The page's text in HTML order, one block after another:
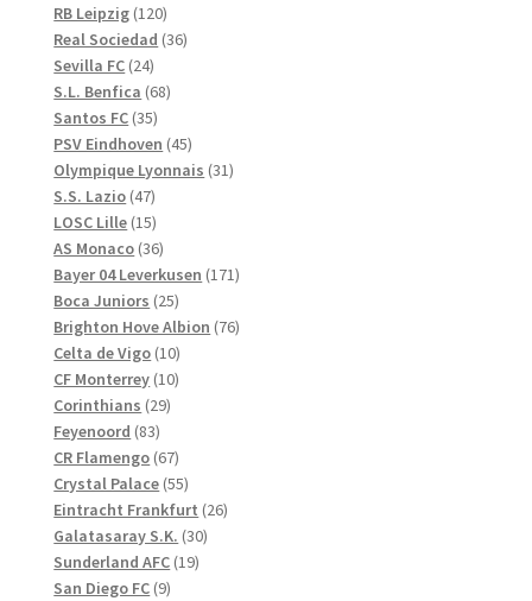
RB Leipzig 120120
produkter
Real Sociedad 3636
Sevilla FC 2424
produkter
S.L. Benfica 6868
Santos FC 3535
produkter
PSV Eindhoven 4545
produkter
Olympique Lyonnais 3131
S.S. Lazio 4747
produkter
LOSC Lille 1515
produkter
AS Monaco 3636
produkter
Bayer 04 Leverkusen 171171
Boca Juniors 2525
produkter
Brighton Hove Albion 7676
Celta de Vigo 1010
produkter
CF Monterrey 1010
Corinthians 2929
Feyenoord 8383
produkter
CR Flamengo 6767
produkter
Crystal Palace 5555
produkter
Eintracht Frankfurt 2626
Galatasaray S.K. 3030
Sunderland AFC 1919
San Diego FC 99